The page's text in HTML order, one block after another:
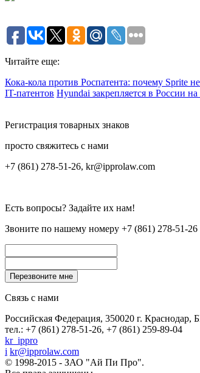
Читайте еще:
Кока-кола против Роспатента: почему Sprite
IT-патентов Hyundai закрепляется в России
Регистрация товарных знаков
просто свяжитесь с нами
+7 (861) 278-51-26, kr@ipprolaw.com
Есть вопросы? Задайте их нам!
Звоните по нашему номеру +7 (861) 278-51-26
Связь с нами
Российская Федерация, 350020 г.
тел.: +7 (861) 278-51-26, +7 (861) 259-89-04
kr_ippro
i kr@ipprolaw.com
© 1998-2015 - ЗАО "Ай Пи Про".